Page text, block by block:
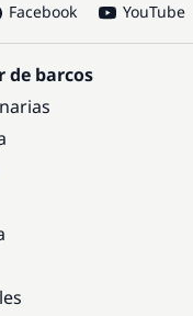
Facebook YouTube
de barcos